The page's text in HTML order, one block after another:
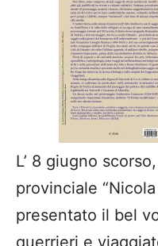
L’ 8 giugno
provinciale
presentato il bel
guerrieri e